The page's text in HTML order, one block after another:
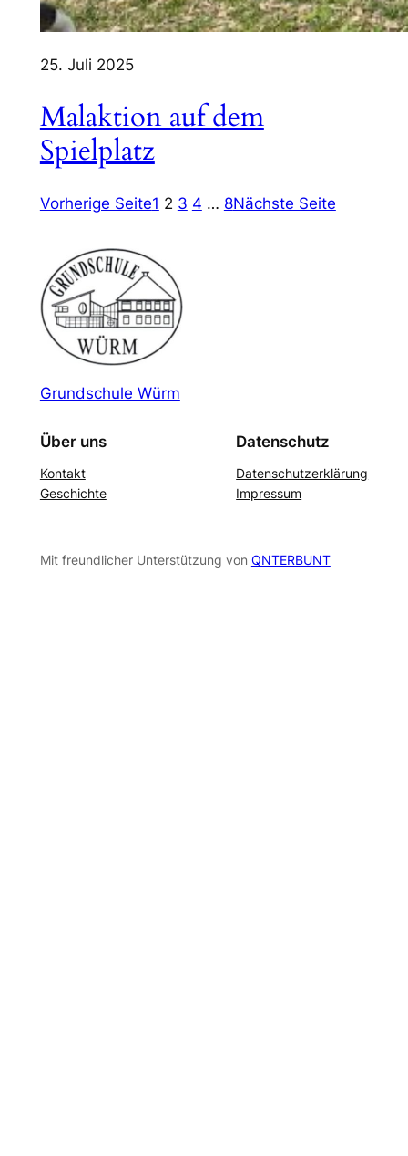
25. Juli 2025
Malaktion auf dem
Spielplatz
Vorherige Seite1 2 3 4 … 8Nächste Seite
Grundschule Würm
Über uns
Kontakt
Geschichte
Datenschutz
Datenschutzerklärung
Impressum
Mit freundlicher Unterstützung von QNTERBUNT